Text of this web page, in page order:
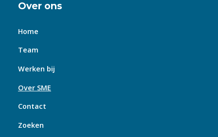
Over ons
Home
Team
Werken bij
Over SME
Contact
Zoeken